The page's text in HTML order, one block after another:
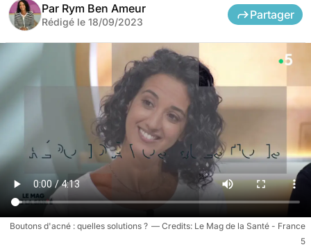
Par Rym Ben Ameur
Rédigé le 18/09/2023
Partager
Boutons d'acné : quelles solutions ?
Le Mag de la Santé - France
5